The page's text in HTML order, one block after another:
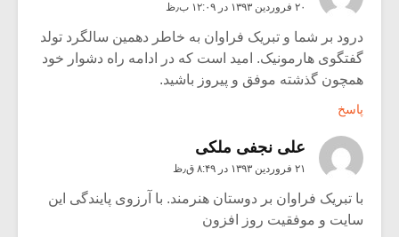
۲۰ فروردین ۱۳۹۳ در ۱۲:۰۹ ب٫ظ
درود بر شما و تبریک فراوان به خاطر دهمین سالگرد تولد
گفتگوی هارمونیک. امید است که در ادامه راه دشوار خود
همچون گذشته موفق و پیروز باشید.
پاسخ
علی نجفی ملکی
۲۱ فروردین ۱۳۹۳ در ۸:۴۹ ق٫ظ
با تبریک فراوان بر دوستان هنرمند. با آرزوی پایندگی این
سایت و موفقیت روز افزون